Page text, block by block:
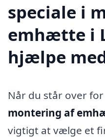
speciale i
emhætte i
hjælpe
Når du står over
montering af
vigtigt at vælge et